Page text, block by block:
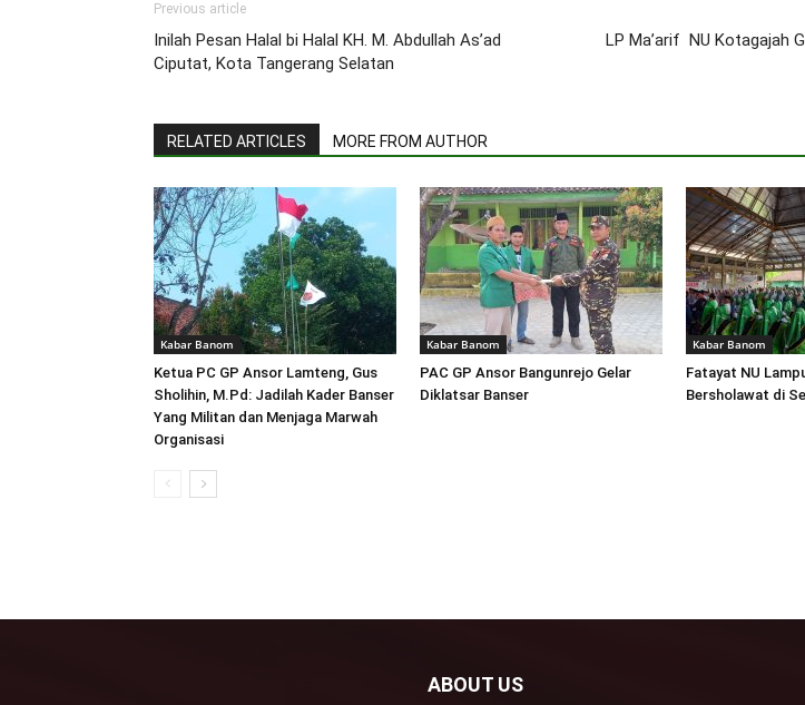
Previous article
Inilah Pesan Halal bi Halal KH. M. Abdullah As’ad
Ciputat, Kota Tangerang Selatan
LP Ma’arif NU Kotagajah
RELATED ARTICLES MORE FROM AUTHOR
Kabar Banom
Ketua PC GP Ansor Lamteng, Gus
Sholihin, M.Pd: Jadilah Kader Banser
Yang Militan dan Menjaga Marwah
Organisasi
Kabar Banom
PAC GP Ansor Bangunrejo Gelar
Diklatsar Banser
Kabar Banom
Fatayat NU
Bersholawat di
ABOUT US